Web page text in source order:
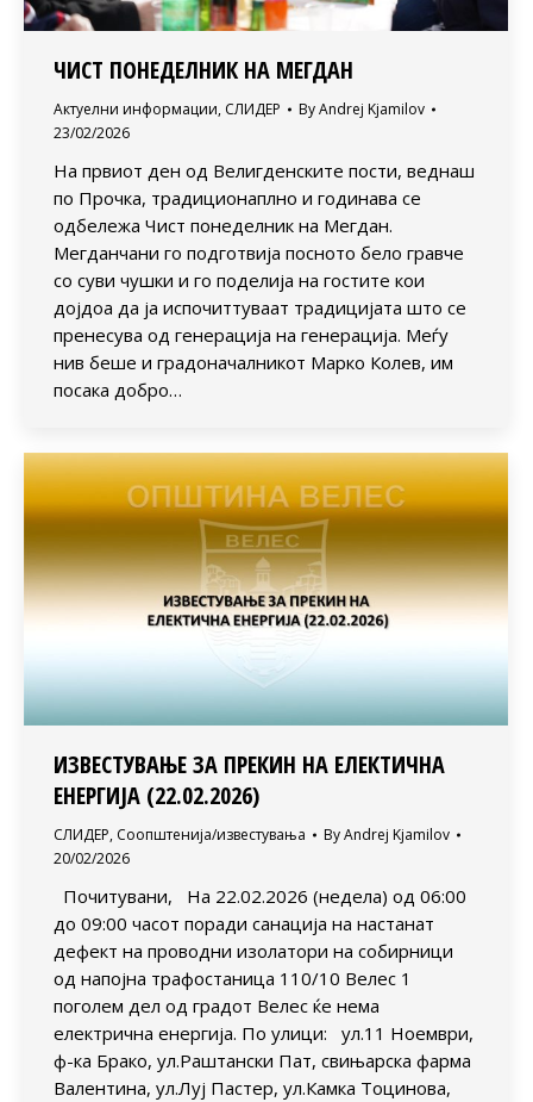
ЧИСТ ПОНЕДЕЛНИК НА МЕГДАН
Актуелни информации, СЛИДЕР ByAndrej Kjamilov
23/02/2026
На првиот ден од Велигденските пости, веднаш
по Прочка, традиционаплно и годинава се
одбележа Чист понеделник на Мегдан.
Мегданчани го подготвија посното бело гравче
со суви чушки и го поделија на гостите кои
дојдоа да ја испочиттуваат традицијата што се
пренесува од генерација на генерација. Меѓу
нив беше и градоначалникот Марко Колев, им
посака добро…
ИЗВЕСТУВАЊЕ ЗА ПРЕКИН НА ЕЛЕКТИЧНА
ЕНЕРГИЈА (22.02.2026)
СЛИДЕР, Соопштенија/известувања ByAndrej Kjamilov
20/02/2026
Почитувани, На 22.02.2026 (недела) од 06:00
до 09:00 часот поради санација на настанат
дефект на проводни изолатори на собирници
од напојна трафостаница 110/10 Велес 1
поголем дел од градот Велес ќе нема
електрична енергија. По улици: ул.11 Ноември,
ф-ка Брако, ул.Раштански Пат, свињарска фарма
Валентина, ул.Луј Пастер, ул.Камка Тоцинова,